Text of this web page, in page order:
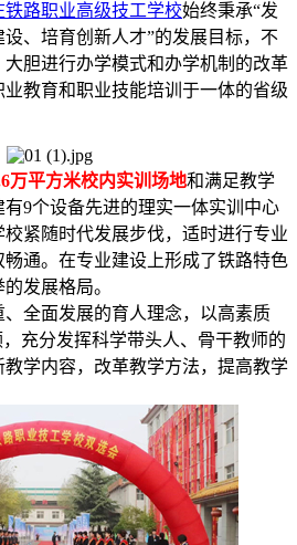
铁路职业高级技工学校始终秉承“发
、培育创新人才”的发展目标，不
胆进行办学模式和办学机制的改革
教育和职业技能培训于一体的省级
万平方米校内实训场地和满足教学
9个设备先进的理实一体实训中心
校紧随时代发展步伐，适时进行专业
通。在专业建设上形成了铁路特色
发展格局。
全面发展的育人理念，以高素质
充分发挥科学带头人、骨干教师的
学内容，改革教学方法，提高教学